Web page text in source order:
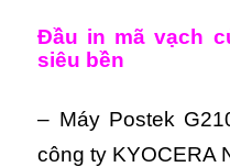
Đầu in mã vạch
siêu bền
– Máy Postek
công ty KYOCERA